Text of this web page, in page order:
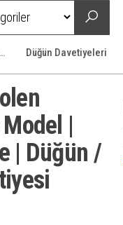
Düğün Davetiyeleri
|
| Düğün /